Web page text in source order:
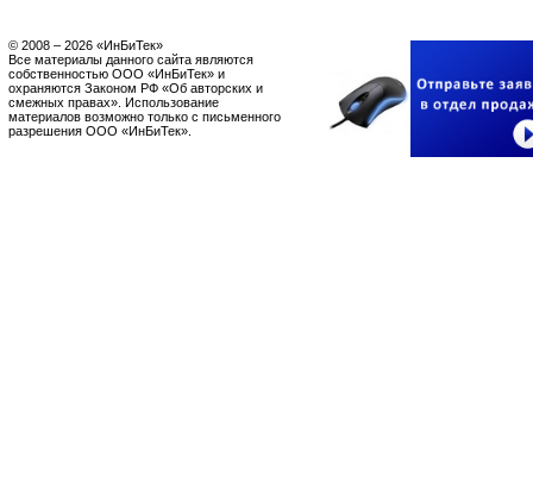
© 2008 – 2026 «ИнБиТек»
Все материалы данного сайта являются
собственностью ООО «ИнБиТек» и
охраняются Законом РФ «Об авторских и
смежных правах». Использование
материалов возможно только с письменного
разрешения ООО «ИнБиТек».